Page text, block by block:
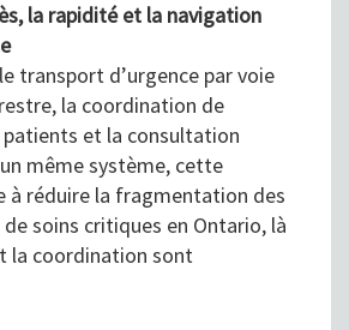
la rapidité et la navigation
transport d’urgence par voie
la coordination de
patients et la consultation
même système, cette
à réduire la fragmentation des
soins critiques en Ontario, là
la coordination sont